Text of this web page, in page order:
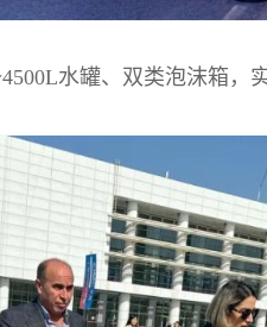
水罐、双类泡沫箱，